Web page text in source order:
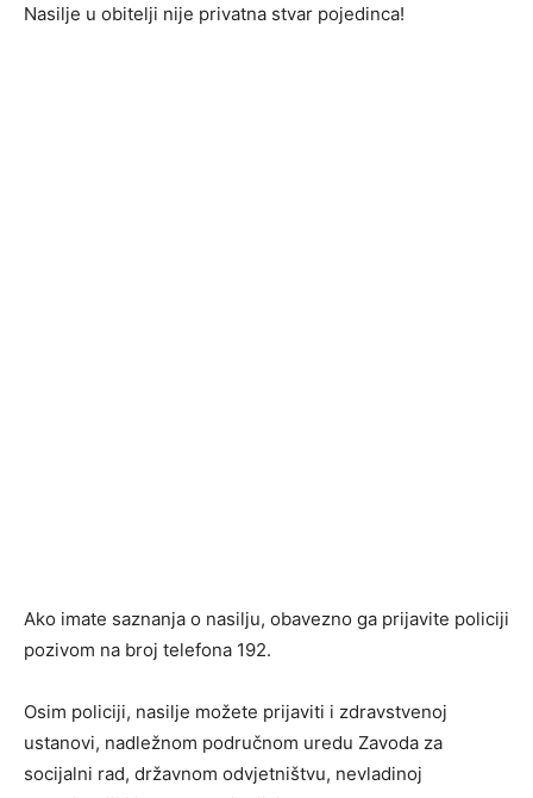
Nasilje u obitelji nije privatna stvar pojedinca!
Ako imate saznanja o nasilju, obavezno ga prijavite policiji
pozivom na broj telefona 192.
Osim policiji, nasilje možete prijaviti i zdravstvenoj
ustanovi, nadležnom područnom uredu Zavoda za
socijalni rad, državnom odvjetništvu, nevladinoj